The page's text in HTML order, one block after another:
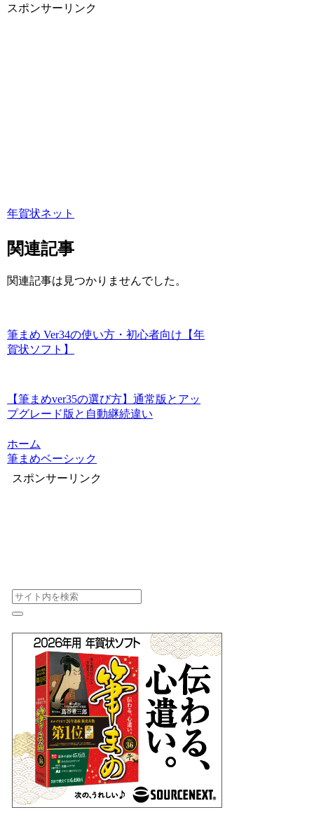
スポンサーリンク
年賀状ネット
関連記事
関連記事は見つかりませんでした。
筆まめ Ver34の使い方・初心者向け【年
賀状ソフト】
【筆まめver35の選び方】通常版とアッ
プグレード版と自動継続違い
ホーム
筆まめベーシック
スポンサーリンク